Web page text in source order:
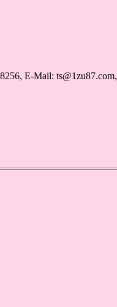
E-Mail: ts@1zu87.com,